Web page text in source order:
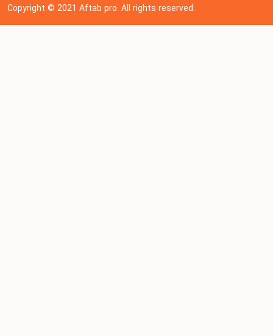
Copyright © 202 1Aftab pro. All rights reserved.